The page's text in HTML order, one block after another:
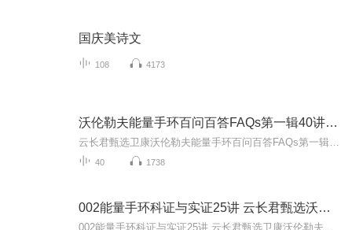
国庆美诗文
108 4173
沃伦勒夫能量手环百问百答FAQs第一辑40讲全集
40 1738
002能量手环科证与实证25讲 云长君甄选沃伦勒夫